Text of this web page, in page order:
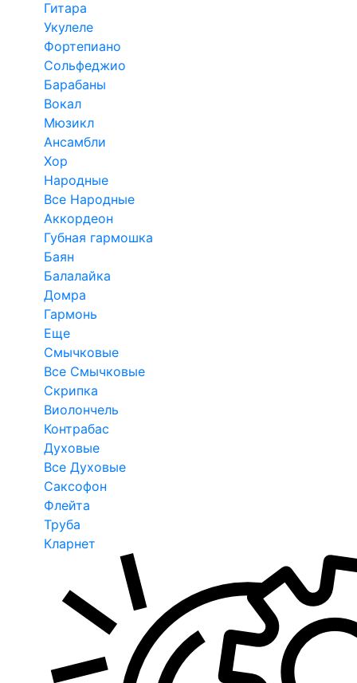
Гитара
Укулеле
Фортепиано
Сольфеджио
Барабаны
Вокал
Мюзикл
Ансамбли
Хор
Народные
Все Народные
Аккордеон
Губная гармошка
Баян
Балалайка
Домра
Гармонь
Еще
Смычковые
Все Смычковые
Скрипка
Виолончель
Контрабас
Духовые
Все Духовые
Саксофон
Флейта
Труба
Кларнет